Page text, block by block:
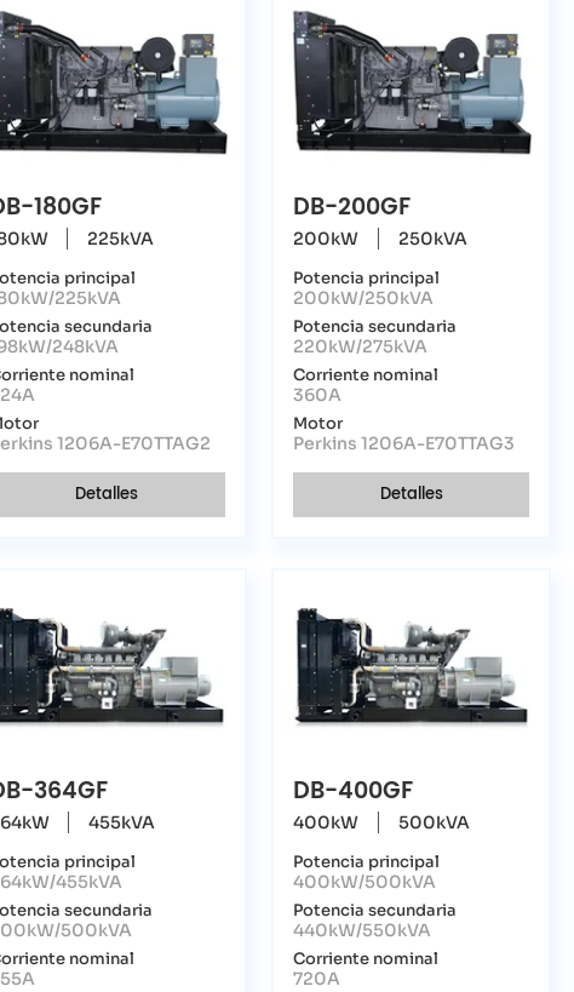
180GF
225kVA
principal
225kVA
secundaria
248kVA
nominal
1206A-E70TTAG2
Detalles
DB-200GF
200kW 250kVA
Potencia principal
200kW/250kVA
Potencia secundaria
220kW/275kVA
Corriente nominal
360A
Motor
Perkins 1206A-E70TTAG3
Detalles
364GF
455kVA
principal
455kVA
secundaria
500kVA
nominal
DB-400GF
400kW 500kVA
Potencia principal
400kW/500kVA
Potencia secundaria
440kW/550kVA
Corriente nominal
720A